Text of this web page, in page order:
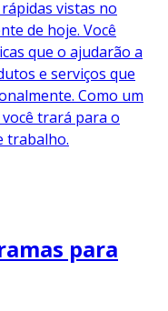
vistas no
de hoje. Você
que o ajudarão a
e serviços que
Como um
trará para o
trabalho.
para